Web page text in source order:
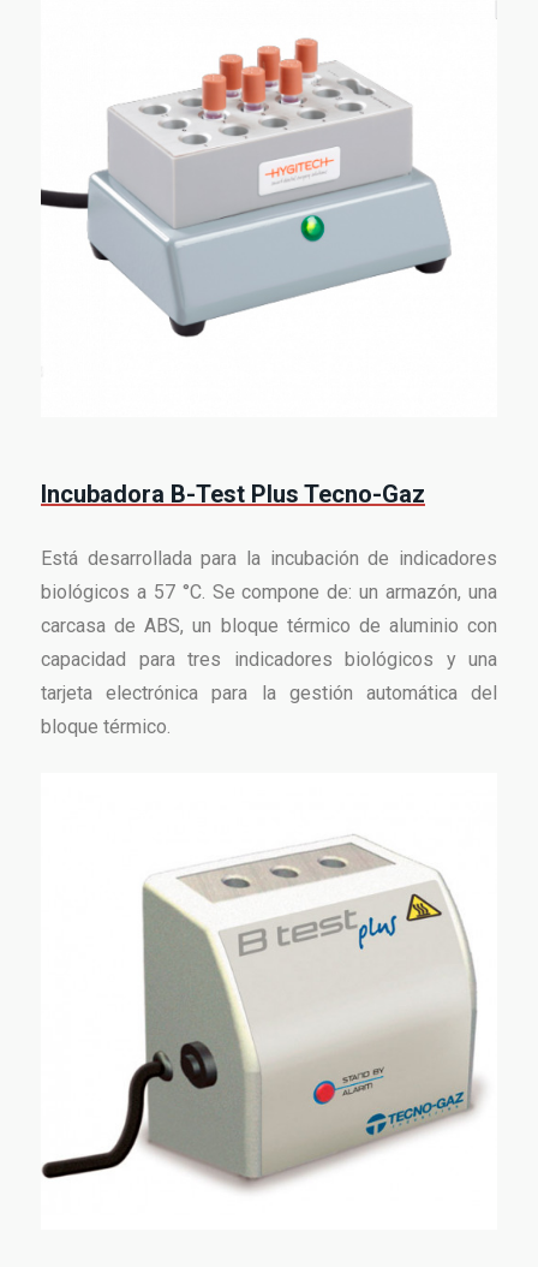
Incubadora B-Test Plus Tecno-Gaz
Está desarrollada para la incubación de indicadores
biológicos a 57 °C. Se compone de: un armazón, una
carcasa de ABS, un bloque térmico de aluminio con
capacidad para tres indicadores biológicos y una
tarjeta electrónica para la gestión automática del
bloque térmico.